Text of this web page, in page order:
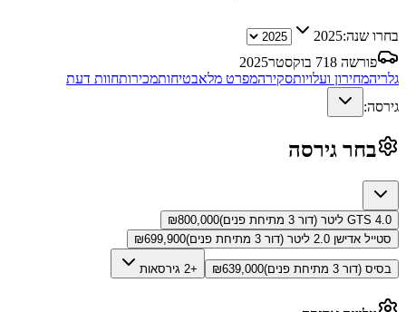
בחרו שנה:2025
פורשה 718 בוקסטר
2025
גלריהמחירון ועלויותסקירהמפרט מלאבטיחותמכירותחוות דעת
גירסה:
בחר גירסה
GTS 4.0 ליטר (דור 3 מתיחת פנים) ₪800,000
סטייל אדישן 2.0 ליטר (דור 3 מתיחת פנים)
₪699,900
בסיס (דור 3 מתיחת פנים) ₪639,000 +2 גירסאות